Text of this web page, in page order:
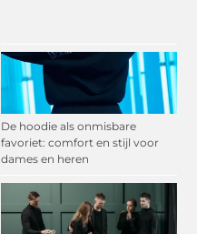
De hoodie als onmisbare
favoriet: comfort en stijl voor
dames en heren